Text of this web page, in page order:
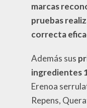
marcas
pruebas
correcta
Además sus
ingredientes
Erenoa
Repens,